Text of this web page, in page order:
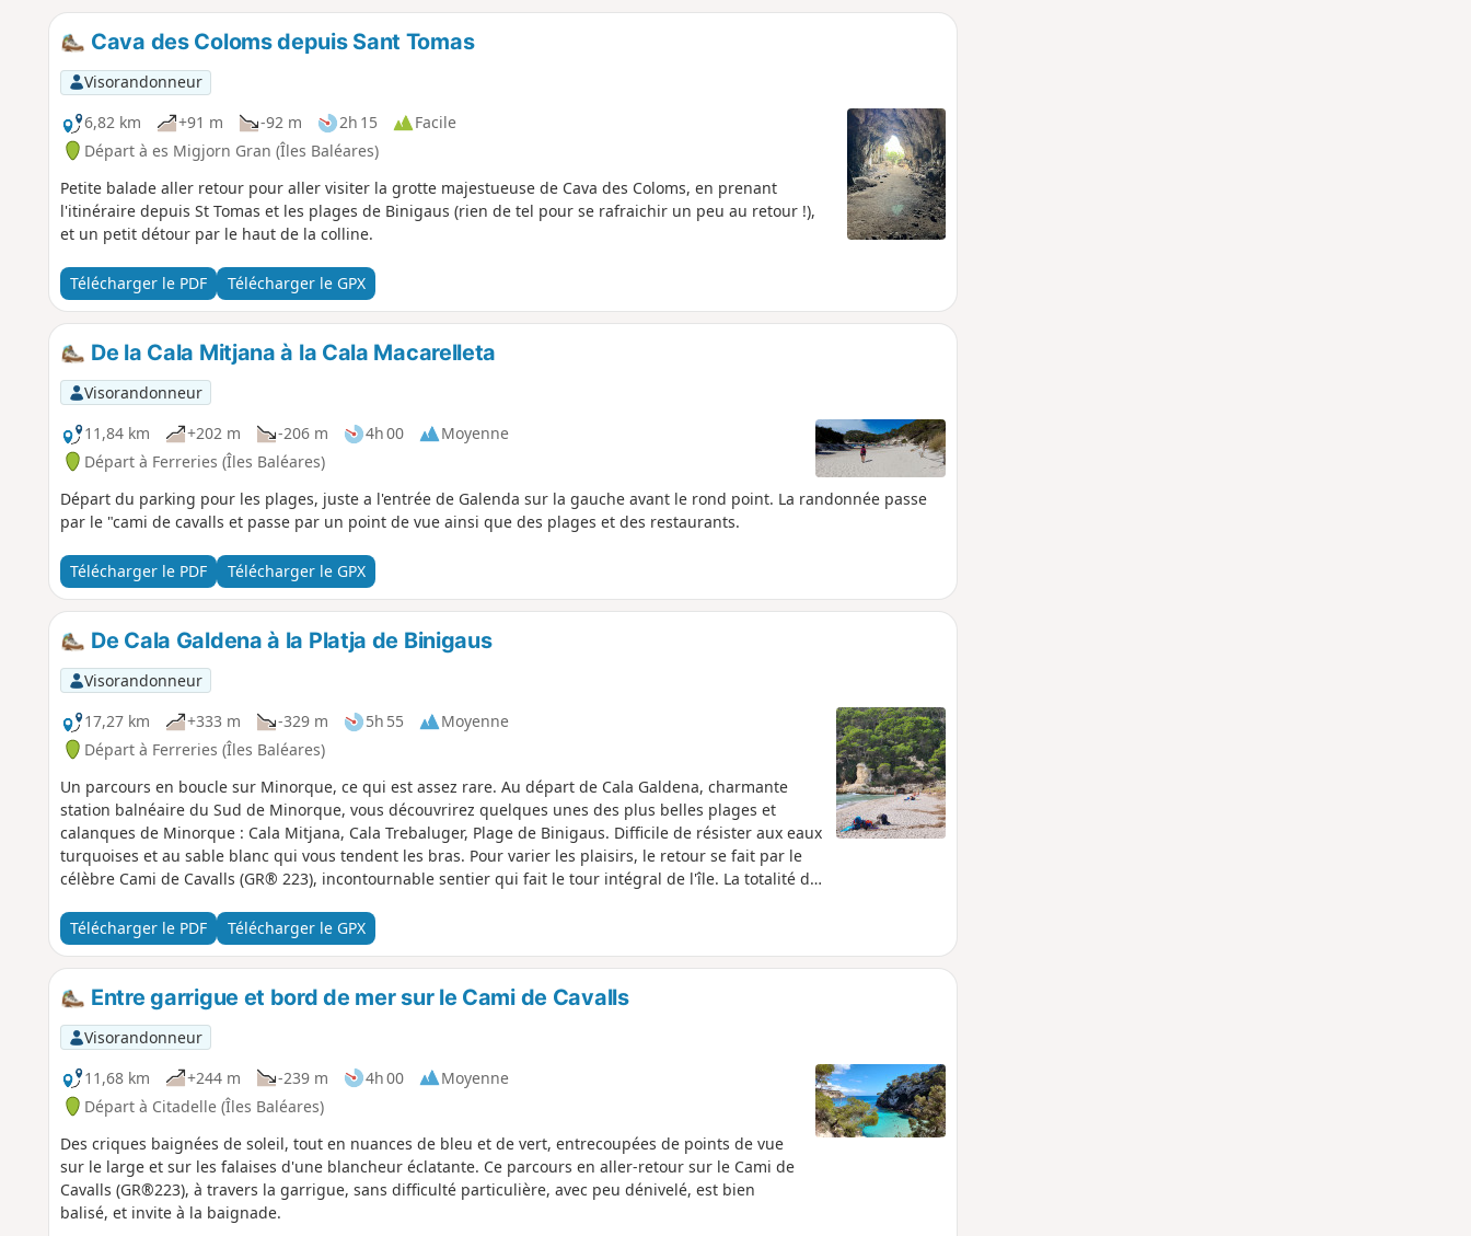
Cava des Coloms depuis Sant Tomas
Visorandonneur
6,82 km
+91 m -92 m 2h 15
Facile
Départ à es Migjorn Gran (Îles Baléares)
Petite balade aller retour pour aller visiter la grotte majestueuse de Cava des Coloms, en prenant
l'itinéraire depuis St Tomas et les plages de Binigaus (rien de tel pour se rafraichir un peu au retour !),
et un petit détour par le haut de la colline.
Télécharger le PDF Télécharger le GPX
De la Cala Mitjana à la Cala Macarelleta
Visorandonneur
11,84 km
+202 m -206 m 4h 00
Moyenne
Départ à Ferreries (Îles Baléares)
Départ du parking pour les plages, juste a l'entrée de Galenda sur la gauche avant le rond point. La randonnée passe
par le "cami de cavalls et passe par un point de vue ainsi que des plages et des restaurants.
Télécharger le PDF Télécharger le GPX
De Cala Galdena à la Platja de Binigaus
Visorandonneur
17,27 km
+333 m -329 m 5h 55
Moyenne
Départ à Ferreries (Îles Baléares)
Un parcours en boucle sur Minorque, ce qui est assez rare. Au départ de Cala Galdena, charmante
station balnéaire du Sud de Minorque, vous découvrirez quelques unes des plus belles plages et
calanques de Minorque : Cala Mitjana, Cala Trebaluger, Plage de Binigaus. Difficile de résister aux eaux
turquoises et au sable blanc qui vous tendent les bras. Pour varier les plaisirs, le retour se fait par le
célèbre Cami de Cavalls (GR® 223), incontournable sentier qui fait le tour intégral de l'île. La totalité du
Télécharger le PDF
Télécharger le GPX
Entre garrigue et bord de mer sur le Cami de Cavalls
Visorandonneur
11,68 km
+244 m -239 m 4h 00
Moyenne
Départ à Citadelle (Îles Baléares)
Des criques baignées de soleil, tout en nuances de bleu et de vert, entrecoupées de points de vue
sur le large et sur les falaises d'une blancheur éclatante. Ce parcours en aller-retour sur le Cami de
Cavalls (GR®223), à travers la garrigue, sans difficulté particulière, avec peu dénivelé, est bien
balisé, et invite à la baignade.